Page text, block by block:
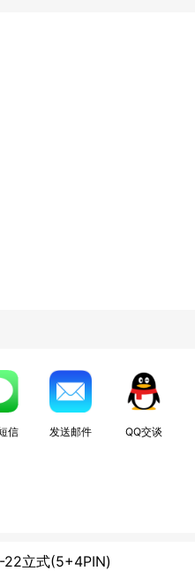
信 发送邮件 QQ交谈
22立式(5+4PIN)